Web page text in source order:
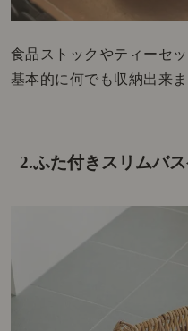
食品ストックやティーセッ
基本的に何でも収納出来ま
2.ふた付きスリムバ